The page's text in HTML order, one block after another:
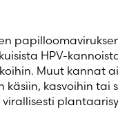
HPV-
Muut kannat
käsiin, kasvoihin